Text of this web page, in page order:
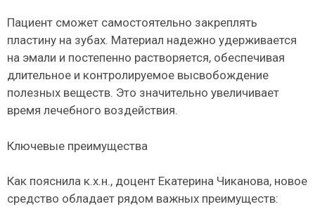
Пациент сможет самостоятельно закреплять
пластину на зубах. Материал надежно удерживается
на эмали и постепенно растворяется, обеспечивая
длительное и контролируемое высвобождение
полезных веществ. Это значительно увеличивает
время лечебного воздействия.
Ключевые преимущества
Как пояснила к.х.н., доцент Екатерина Чиканова, новое
средство обладает рядом важных преимуществ: